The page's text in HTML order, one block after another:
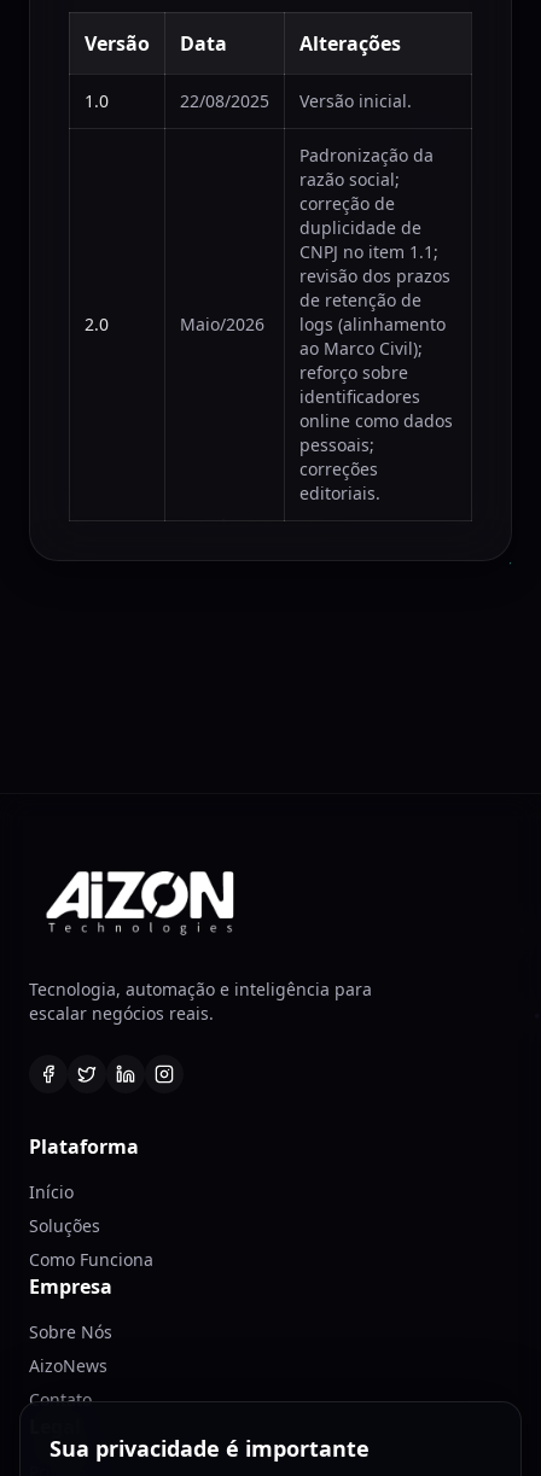
Versão Data Alterações
1.0 22/08/2025 Versão inicial.
2.0 Maio/2026
Padronização da
razão social;
correção de
duplicidade de
CNPJ no item 1.1;
revisão dos prazos
de retenção de
logs (alinhamento
ao Marco Civil);
reforço sobre
identificadores
online como dados
pessoais;
correções
editoriais.
Sua privacidade é importante
Tecnologia, automação e inteligência para
escalar negócios reais.
Plataforma
Início
Soluções
Como Funciona
Empresa
Sobre Nós
AizoNews
Contato